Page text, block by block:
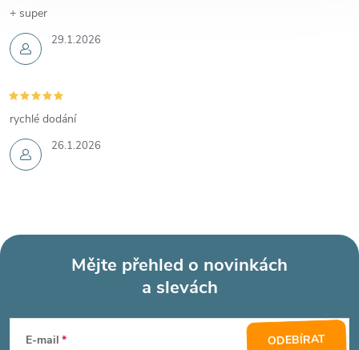
29.1.2026
+ super
26.1.2026
rychlé dodání
Mějte přehled o novinkách
a slevách
E-mail ODEBÍRAT